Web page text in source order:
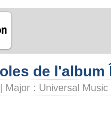
de l'album
Major : Universal